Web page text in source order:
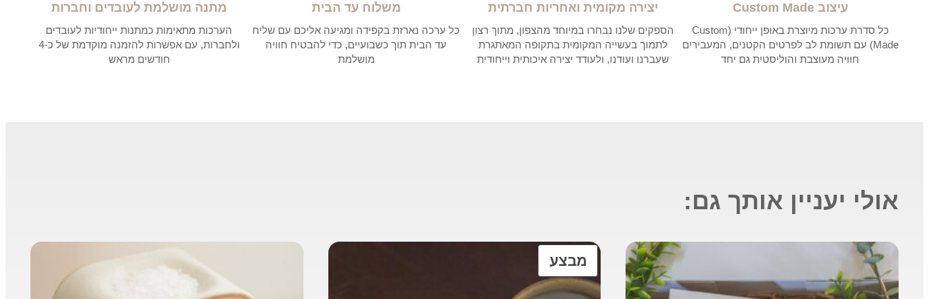
עיצוב Custom Made
כל סדרת ערכות מיוצרת באופן ייחודי (Custom
Made) עם תשומת לב לפרטים הקטנים, המעבירים
חוויה מעוצבת והוליסטית גם יחד
יצירה מקומית ואחריות חברתית
הספקים שלנו נבחרו במיוחד מהצפון, מתוך רצון
לתמוך בעשייה המקומית בתקופה המאתגרת
שעברנו ועודנו, ולעודד יצירה איכותית וייחודית
משלוח עד הבית
כל ערכה נארזת בקפידה ומגיעה אליכם עם שליח
עד הבית תוך כשבועיים, כדי להבטיח חוויה
מושלמת
מתנה מושלמת לעובדים וחברות
הערכות מתאימות כמתנות ייחודיות לעובדים
ולחברות, עם אפשרות להזמנה מוקדמת של כ-4
חודשים מראש
אולי יעניין אותך גם:
מבצע
במבצע